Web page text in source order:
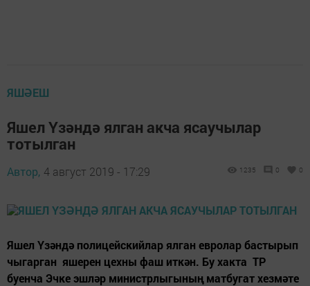
ЯШӘЕШ
Яшел Үзәндә ялган акча ясаучылар
тотылган
Автор, 4 август 2019 - 17:29 1235 0 0
Яшел Үзәндә полицейскийлар ялган евролар бастырып
чыгарган яшерен цехны фаш иткән. Бу хакта ТР
буенча Эчке эшләр министрлыгының матбугат хезмәте